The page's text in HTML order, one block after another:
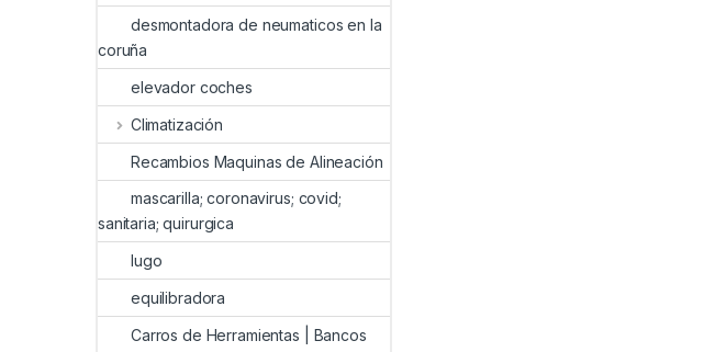
desmontadora de neumaticos en la
coruña
elevador coches
Climatización
Recambios Maquinas de Alineación
mascarilla; coronavirus; covid;
sanitaria; quirurgica
lugo
equilibradora
Carros de Herramientas | Bancos